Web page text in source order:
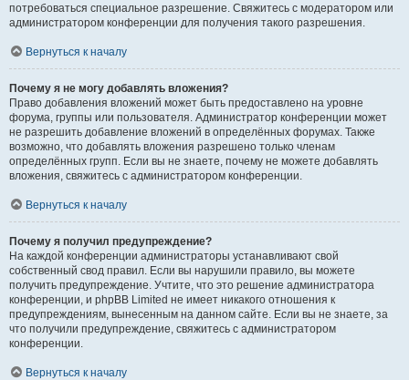
потребоваться специальное разрешение. Свяжитесь с модератором или
администратором конференции для получения такого разрешения.
Вернуться к началу
Почему я не могу добавлять вложения?
Право добавления вложений может быть предоставлено на уровне
форума, группы или пользователя. Администратор конференции может
не разрешить добавление вложений в определённых форумах. Также
возможно, что добавлять вложения разрешено только членам
определённых групп. Если вы не знаете, почему не можете добавлять
вложения, свяжитесь с администратором конференции.
Вернуться к началу
Почему я получил предупреждение?
На каждой конференции администраторы устанавливают свой
собственный свод правил. Если вы нарушили правило, вы можете
получить предупреждение. Учтите, что это решение администратора
конференции, и phpBB Limited не имеет никакого отношения к
предупреждениям, вынесенным на данном сайте. Если вы не знаете, за
что получили предупреждение, свяжитесь с администратором
конференции.
Вернуться к началу